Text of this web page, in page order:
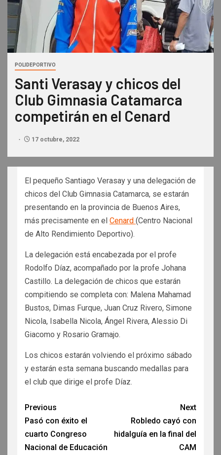
POLIDEPORTIVO
Santi Verasay y chicos del
Club Gimnasia Catamarca
competirán en el Cenard
17 octubre, 2022
El pequeño Santiago Verasay y una delegación de
chicos del Club Gimnasia Catamarca, se estarán
presentando en la provincia de Buenos Aires,
más precisamente en el Cenard (Centro Nacional
de Alto Rendimiento Deportivo).
La delegación está encabezada por el profe
Rodolfo Díaz, acompañado por la profe Johana
Castillo. La delegación de chicos que estarán
compitiendo se completa con: Malena Mahamad
Bustos, Dimas Furque, Juan Cruz Rivero, Simone
Nicola, Isabella Nicola, Ángel Rivera, Alessio Di
Giacomo y Rosario Gramajo.
Los chicos estarán volviendo el próximo sábado
y estarán esta semana buscando medallas para
el club que dirige el profe Díaz.
Previous
Pasó con éxito el
cuarto Congreso
Nacional de Educación
Next
Robledo cayó con
hidalguía en la final del
CAM